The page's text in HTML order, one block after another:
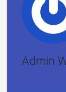
Admin